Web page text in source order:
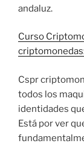
andaluz.
Curso
Cspr
todos los
identidades
Está por ver